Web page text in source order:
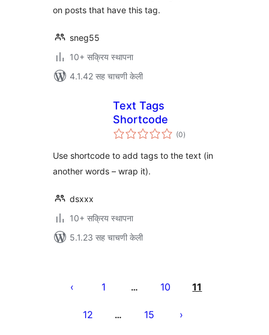
on posts that have this tag.
sneg55
10+ सक्रिय स्थापना
4.1.42 सह चाचणी केली
Text Tags
Shortcode
(0एकूण
मूल्यांकन
)
Use shortcode to add tags to the text (in
another words – wrap it).
dsxxx
10+ सक्रिय स्थापना
5.1.23 सह चाचणी केली
पृष्ठांकन
1 … 10 11
12 … 15